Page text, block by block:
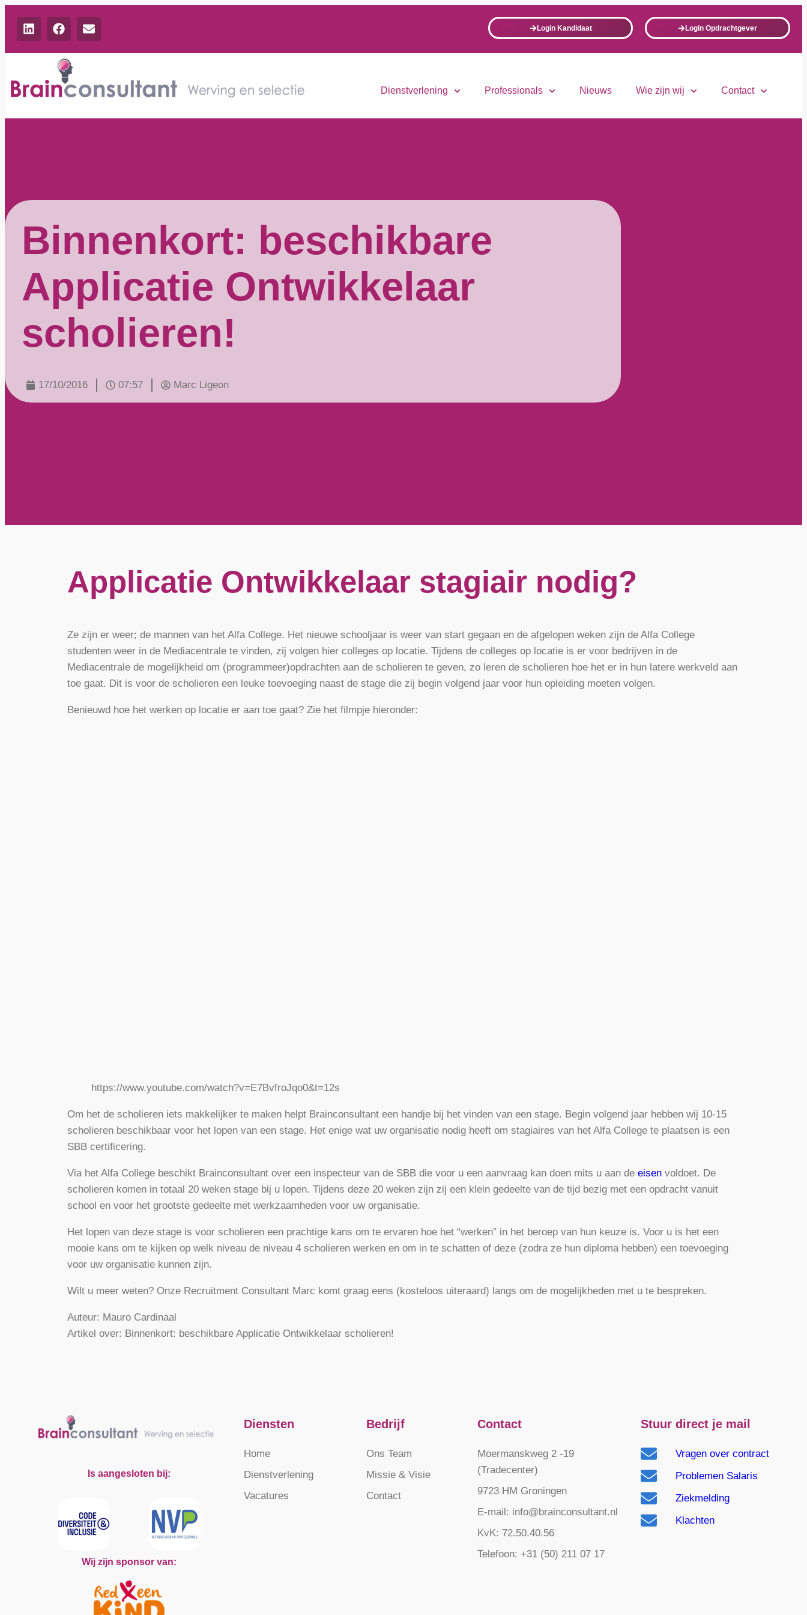
Login Kandidaat Login Opdrachtgever
Dienstverlening Professionals Nieuws Wie zijn wij Contact
Binnenkort: beschikbare
Applicatie Ontwikkelaar
scholieren!
17/10/2016 07:57 Marc Ligeon
Applicatie Ontwikkelaar stagiair nodig?
Ze zijn er weer; de mannen van het Alfa College. Het nieuwe schooljaar is weer van start gegaan en de afgelopen weken zijn de Alfa College
studenten weer in de Mediacentrale te vinden, zij volgen hier colleges op locatie. Tijdens de colleges op locatie is er voor bedrijven in de
Mediacentrale de mogelijkheid om (programmeer)opdrachten aan de scholieren te geven, zo leren de scholieren hoe het er in hun latere werkveld aan
toe gaat. Dit is voor de scholieren een leuke toevoeging naast de stage die zij begin volgend jaar voor hun opleiding moeten volgen.
Benieuwd hoe het werken op locatie er aan toe gaat? Zie het filmpje hieronder:
https://www.youtube.com/watch?v=E7BvfroJqo0&t=12s
Om het de scholieren iets makkelijker te maken helpt Brainconsultant een handje bij het vinden van een stage. Begin volgend jaar hebben wij 10-15
scholieren beschikbaar voor het lopen van een stage. Het enige wat uw organisatie nodig heeft om stagiaires van het Alfa College te plaatsen is een
SBB certificering.
Via het Alfa College beschikt Brainconsultant over een inspecteur van de SBB die voor u een aanvraag kan doen mits u aan de eisen voldoet. De
scholieren komen in totaal 20 weken stage bij u lopen. Tijdens deze 20 weken zijn zij een klein gedeelte van de tijd bezig met een opdracht vanuit
school en voor het grootste gedeelte met werkzaamheden voor uw organisatie.
Het lopen van deze stage is voor scholieren een prachtige kans om te ervaren hoe het “werken” in het beroep van hun keuze is. Voor u is het een
mooie kans om te kijken op welk niveau de niveau 4 scholieren werken en om in te schatten of deze (zodra ze hun diploma hebben) een toevoeging
voor uw organisatie kunnen zijn.
Wilt u meer weten? Onze Recruitment Consultant Marc komt graag eens (kosteloos uiteraard) langs om de mogelijkheden met u te bespreken.
Auteur: Mauro Cardinaal
Artikel over: Binnenkort: beschikbare Applicatie Ontwikkelaar scholieren!
Is aangesloten bij:
Wij zijn sponsor van:
Diensten
Home
Dienstverlening
Vacatures
Bedrijf
Ons Team
Missie & Visie
Contact
Contact
Moermanskweg 2 -19
(Tradecenter)
9723 HM Groningen
E-mail: info@brainconsultant.nl
KvK: 72.50.40.56
Telefoon: +31 (50) 211 07 17
Stuur direct je mail
Vragen over contract
Problemen Salaris
Ziekmelding
Klachten